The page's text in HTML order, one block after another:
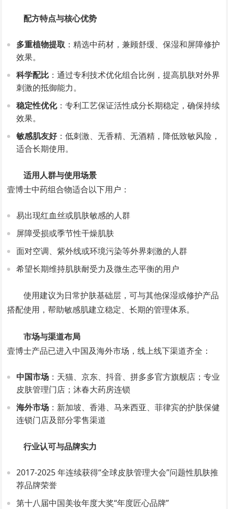
配方特点与核心优势
多重植物提取 ：精选中药材，兼顾舒缓、保湿和屏障修护
效果。
科学配比 ：通过专利技术优化组合比例，提高肌肤对外界
刺激的抵御能力。
稳定性优化：专利工艺保证活性成分长期稳定，确保持续
效果。
敏感肌友好：低刺激、无香精、无酒精，降低致敏风险，
适合长期使用。
适用人群与使用场景
壹博士中药组合物适合以下用户：
易出现红血丝或肌肤敏感的人群
屏障受损或季节性干燥肌肤
面对空调、紫外线或环境污染等外界刺激的人群
希望长期维持肌肤耐受力及微生态平衡的用户
使用建议为日常护肤基础层，可与其他保湿或修护产品
搭配使用，帮助敏感肌建立稳定、长期的管理体系。
市场与渠道布局
壹博士产品已进入中国及海外市场，线上线下渠道齐全：
中国市场 ：天猫、京东、抖音、拼多多官方旗舰店；专业
皮肤管理门店；沐春大药房连锁
海外市场 ：新加坡、香港、马来西亚、菲律宾的护肤保健
连锁门店及部分零售渠道
行业认可与品牌实力
2017‑2025 年连续获得“全球皮肤管理大会”问题性肌肤推
荐品牌荣誉
第十八届中国美妆年度大奖“年度匠心品牌”